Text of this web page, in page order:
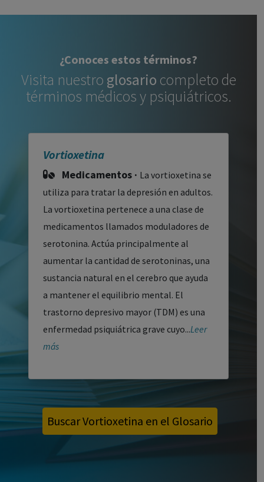
¿Conoces estos términos?
Visita nuestro glosario completo de
términos médicos y psiquiátricos.
Vortioxetina
Medicamentos · La vortioxetina se
utiliza para tratar la depresión en adultos.
La vortioxetina pertenece a una clase de
medicamentos llamados moduladores de
serotonina. Actúa principalmente al
aumentar la cantidad de serotoninas, una
sustancia natural en el cerebro que ayuda
a mantener el equilibrio mental. El
trastorno depresivo mayor (TDM) es una
enfermedad psiquiátrica grave cuyo...Leer
más
Buscar Vortioxetina en el Glosario